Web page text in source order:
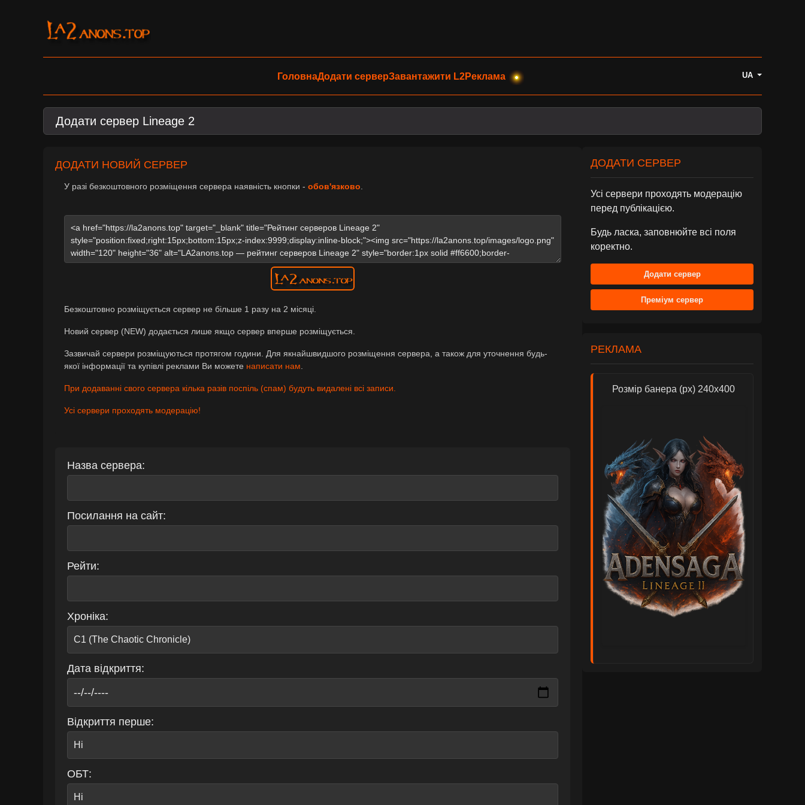
ГоловнаДодати серверЗавантажити L2Реклама UA
Додати сервер Lineage 2
ДОДАТИ НОВИЙ СЕРВЕР
У разі безкоштовного розміщення сервера наявність кнопки - обов'язково.
Безкоштовно розміщується сервер не більше 1 разу на 2 місяці.
Новий сервер (NEW) додається лише якщо сервер вперше розміщується.
Зазвичай сервери розміщуються протягом години. Для якнайшвидшого розміщення сервера, а також для уточнення будь-
якої інформації та купівлі реклами Ви можете написати нам.
При додаванні свого сервера кілька разів поспіль (спам) будуть видалені всі записи.
Усі сервери проходять модерацію!
Назва сервера:
Посилання на сайт:
Рейти:
Хроніка:
Дата відкриття:
Відкриття перше:
ОБТ:
ДОДАТИ СЕРВЕР
Усі сервери проходять модерацію
перед публікацією.
Будь ласка, заповнюйте всі поля
коректно.
Додати сервер
Преміум сервер
РЕКЛАМА
Розмір банера (px) 240х400